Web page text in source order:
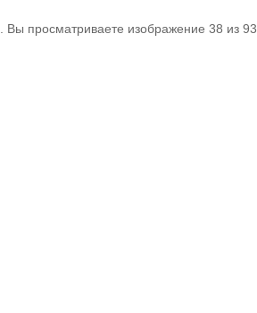
. Вы просматриваете изображение 38 из 93